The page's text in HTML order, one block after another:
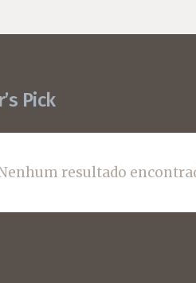
Pick
resultado